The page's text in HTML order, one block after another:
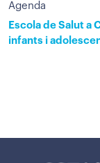
Agenda
Escola de Salut a
infants i